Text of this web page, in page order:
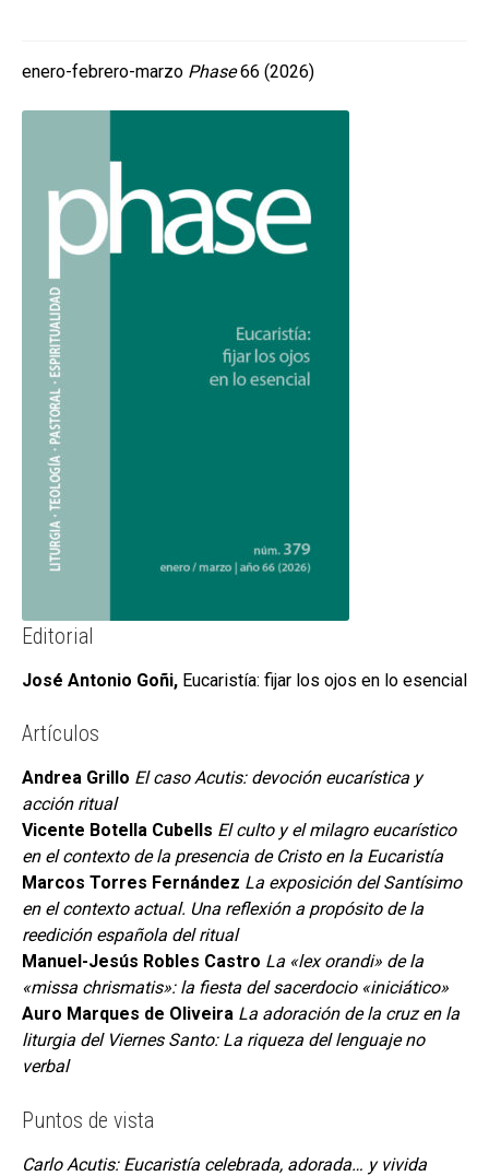
BUSCAR
enero-febrero-marzo Phase66 (2026)
Editorial
José Antonio Goñi, Eucaristía: fijar los ojos en lo esencial
Artículos
Andrea Grillo El caso Acutis: devoción eucarística y
acción ritual
Vicente Botella Cubells El culto y el milagro eucarístico
en el contexto de la presencia de Cristo en la Eucaristía
Marcos Torres Fernández La exposición del Santísimo
en el contexto actual. Una reflexión a propósito de la
reedición española del ritual
Manuel-Jesús Robles Castro La «lex orandi» de la
«missa chrismatis»: la fiesta del sacerdocio «iniciático»
Auro Marques de Oliveira La adoración de la cruz en la
liturgia del Viernes Santo: La riqueza del lenguaje no
verbal
Puntos de vista
Carlo Acutis: Eucaristía celebrada, adorada… y vivida